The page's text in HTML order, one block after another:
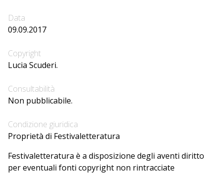
Data
09.09.2017
Copyright
Lucia Scuderi.
Consultabilità
Non pubblicabile.
Condizione giuridica
Proprietà di Festivaletteratura
Festivaletteratura è a disposizione degli aventi diritto
per eventuali fonti copyright non rintracciate